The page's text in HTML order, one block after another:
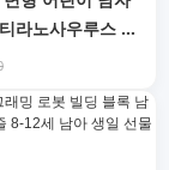
라노사우루스 킹
퍼즐 8-12세